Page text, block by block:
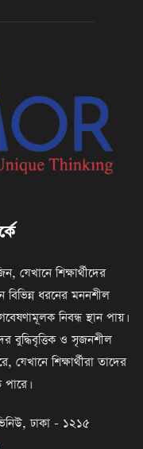
যেখানে শিক্ষার্থীদের
বিভিন্ন ধরনের মননশীল
নিবন্ধ স্থান পায়।
বুদ্ধিবৃত্তিক ও সৃজনশীল
যেখানে শিক্ষার্থীরা তাদের
ঢাকা - ১২১৫